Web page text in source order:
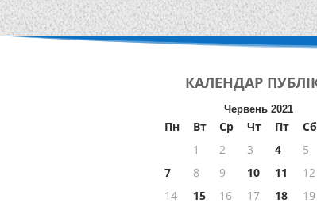
КАЛЕНДАР
Червень 2021
Пн Вт Ср Чт Пт Сб
1
2 3 4 5
7
8 9 10 11 12
14
15 16 17 18 19